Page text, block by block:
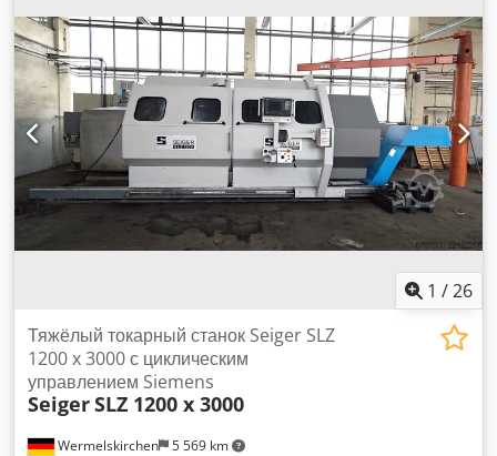
1 /26
Wermelskirchen 5 569 km
Тяжёлый токарный станок Seiger SLZ
1200 x 3000 с циклическим
управлением Siemens
SeigerSLZ 1200 x 3000